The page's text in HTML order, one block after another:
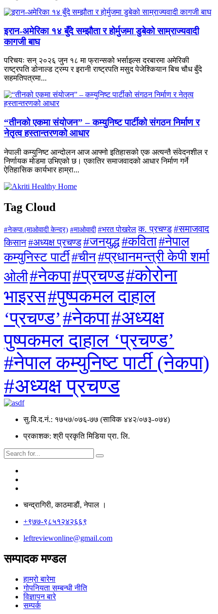
इरान-अमेरिका १४ बुँदे सम्झौता र होर्मुजमा डुबेको साम्राज्यवादी
कागजी बाघ
परिचयः सन् २०२६ जुन १८ मा फ्रान्सको भर्साइल्स दरबारमा अमेरिकी
राष्ट्रपति डोनाल्ड ट्रम्प र इरानी राष्ट्रपति मसुद पेजेश्कियान बिच चौध बुँदे
सहमतिपत्रमा...
“तीनको एकमा संयोजन” – कम्युनिष्ट पार्टीको संगठन निर्माण र
नेतृत्व हस्तान्तरणको आधार
नेपाली कम्युनिष्ट आन्दोलन आज आफ्नो इतिहासको एक अत्यन्तै संवेदनशील र
निर्णायक मोडमा उभिएको छ। एकातिर समाजवादको आधार निर्माण गर्ने
ऐतिहासिक कार्यभार हाम्रा...
Tag Cloud
#नेकपा (माओवादी केन्द्र) #माओवादी #भरत पोखरेल क. प्रचण्ड #समाजवाद
किसान#अध्यक्ष प्रचण्ड#जनयुद्ध#कविता#नेपाल
कम्युनिस्ट पार्टी#चीन#प्रधानमन्त्री केपी शर्मा
ओली#नेकपा#प्रचण्ड#कोरोना
भाइरस#पुष्पकमल दाहाल
‘प्रचण्ड’#नेकपा#अध्यक्ष
पुष्पकमल दाहाल ‘प्रचण्ड’
#नेपाल कम्युनिष्ट पार्टी (नेकपा)
#अध्यक्ष प्रचण्ड
सु.वि.द.नं.: १७५७/०७६-७७ (साविक ४४२/०७३-०७४)
प्रकाशक: श्री प्रकृति मिडिया प्रा. लि.
चन्द्रागिरी, काठमाडाैं, नेपाल ।
+९७७-९८५१२४२६६९
leftreviewonline@gmail.com
सम्पादक मण्डल
हाम्रो बारेमा
गोपनियता सम्बन्धी नीति
विज्ञापन बारे
सम्पर्क